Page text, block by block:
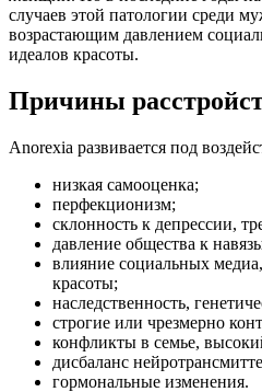
случаев этой патологии среди
возрастающим давлением
идеалов красоты.
Причины
Anorexia развивается под
низкая самооценка;
перфекционизм;
склонность к депрессии,
давление общества к
влияние социальных
красоты;
наследственность,
строгие или чрезмерно
конфликты в семье,
дисбаланс
гормональные изменения.